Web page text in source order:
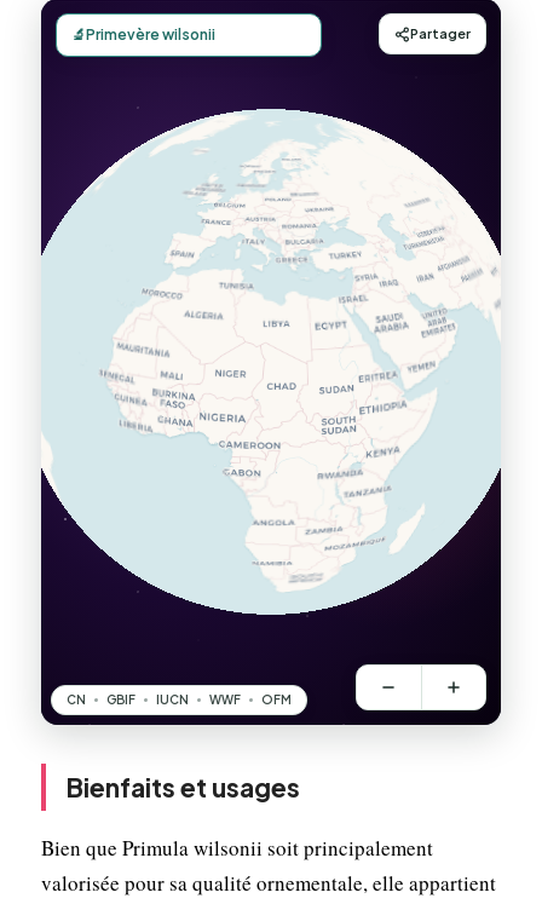
Bienfaits et usages
Bien que Primula wilsonii soit principalement
valorisée pour sa qualité ornementale, elle appartient